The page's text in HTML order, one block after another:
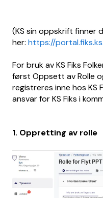
(KS sin oppskrift finner
her: https://
For bruk av KS Fiks
først Oppsett av Rolle
registreres inne hos KS
ansvar for KS Fiks i
1. Oppretting av rolle